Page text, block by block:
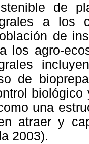
de
a los
de
los agro-
de
una
atraer y
2003).